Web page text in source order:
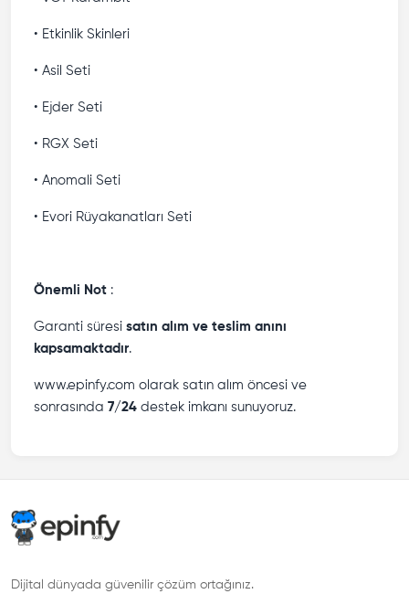
• Etkinlik Skinleri
• Asil Seti
• Ejder Seti
• RGX Seti
• Anomali Seti
• Evori Rüyakanatları Seti
Önemli Not :
Garanti süresi satın alım ve teslim anını
kapsamaktadır.
www.epinfy.com olarak satın alım öncesi ve
sonrasında 7/24 destek imkanı sunuyoruz.
Dijital dünyada güvenilir çözüm ortağınız.